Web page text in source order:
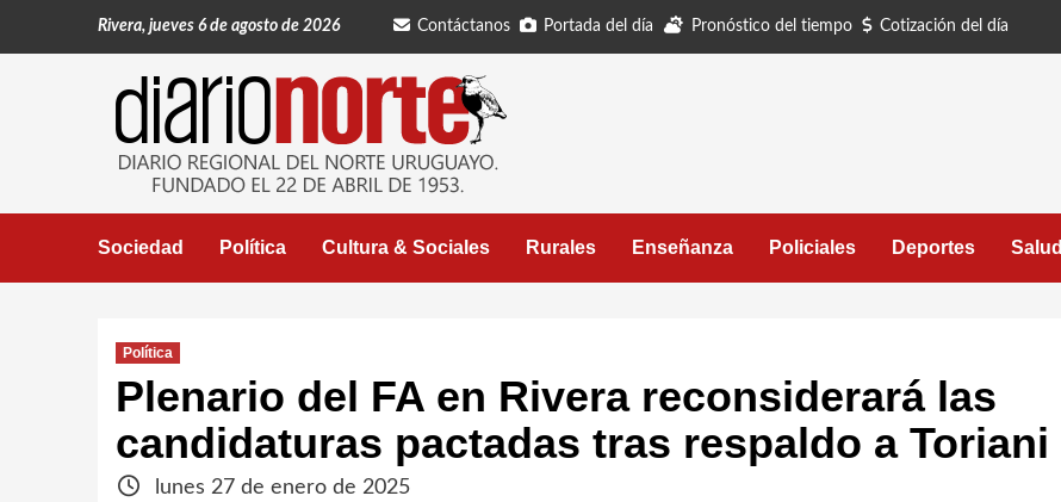
Rivera, jueves 6 de agosto de 2026 Contáctanos Portada del día Pronóstico del tiempo Cotización del día
Sociedad Política Cultura & Sociales Rurales Enseñanza Policiales Deportes Salud
Política
Plenario del FA en Rivera reconsiderará las
candidaturas pactadas tras respaldo a Toriani
lunes 27 de enero de 2025